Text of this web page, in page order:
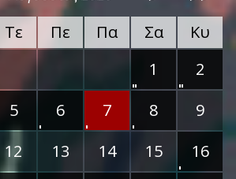
Τε Πε Πα Σα
Κυ
1
2
5 6 7 8
9
12 13 14 15
16